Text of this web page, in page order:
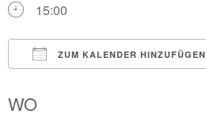
15:00
ZUM KALENDER HINZUFÜGEN
WO